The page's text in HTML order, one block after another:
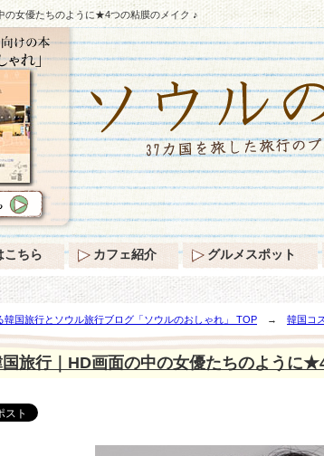
の女優たちのように★4つの粘膜のメイク ♪
韓国旅行とソウル旅行ブログ「ソウルのおしゃれ」 TOP → 韓国コ
イク ♪
旅行｜HD画面の中の女優たちのように
こちら カフェ紹介 グルメスポット